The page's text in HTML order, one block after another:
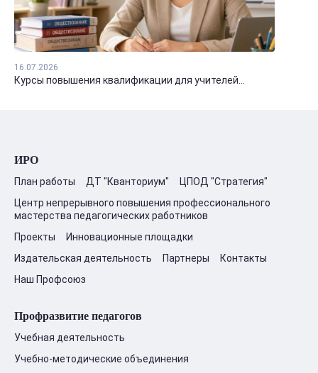
16.07.2026
Курсы повышения квалификации для учителей...
ИРО
План работы ДТ "Кванториум"
ЦПОД "Стратегия"
Центр непрерывного повышения профессионального
мастерства педагогических работников
Проекты
Инновационные площадки
Издательская деятельность
Партнеры
Контакты
Наш Профсоюз
Профразвитие педагогов
Учебная деятельность
Учебно-методические объединения